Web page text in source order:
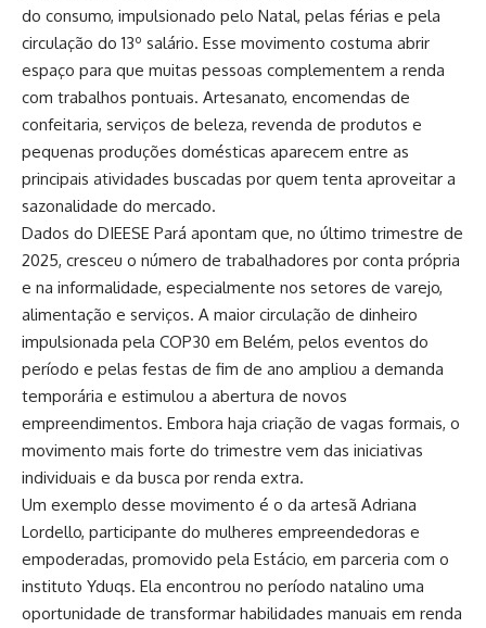
do consumo, impulsionado pelo Natal, pelas férias e pela
circulação do 13º salário. Esse movimento costuma abrir
espaço para que muitas pessoas complementem a renda
com trabalhos pontuais. Artesanato, encomendas de
confeitaria, serviços de beleza, revenda de produtos e
pequenas produções domésticas aparecem entre as
principais atividades buscadas por quem tenta aproveitar a
sazonalidade do mercado.
Dados do DIEESE Pará apontam que, no último trimestre de
2025, cresceu o número de trabalhadores por conta própria
e na informalidade, especialmente nos setores de varejo,
alimentação e serviços. A maior circulação de dinheiro
impulsionada pela COP30 em Belém, pelos eventos do
período e pelas festas de fim de ano ampliou a demanda
temporária e estimulou a abertura de novos
empreendimentos. Embora haja criação de vagas formais, o
movimento mais forte do trimestre vem das iniciativas
individuais e da busca por renda extra.
Um exemplo desse movimento é o da artesã Adriana
Lordello, participante do mulheres empreendedoras e
empoderadas, promovido pela Estácio, em parceria com o
instituto Yduqs. Ela encontrou no período natalino uma
oportunidade de transformar habilidades manuais em renda